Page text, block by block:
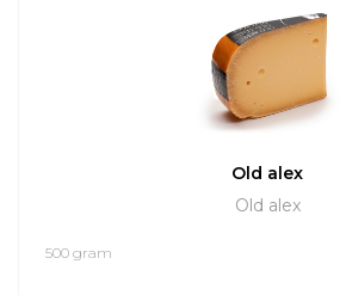
Old alex
Old alex
500 gram